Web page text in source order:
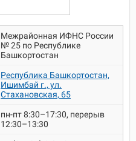
Межрайонная ИФНС России
№ 25 по Республике
Башкортостан
Республика Башкортостан,
Ишимбай г., ул.
Стахановская, 65
пн-пт 8:30–17:30, перерыв
12:30–13:30